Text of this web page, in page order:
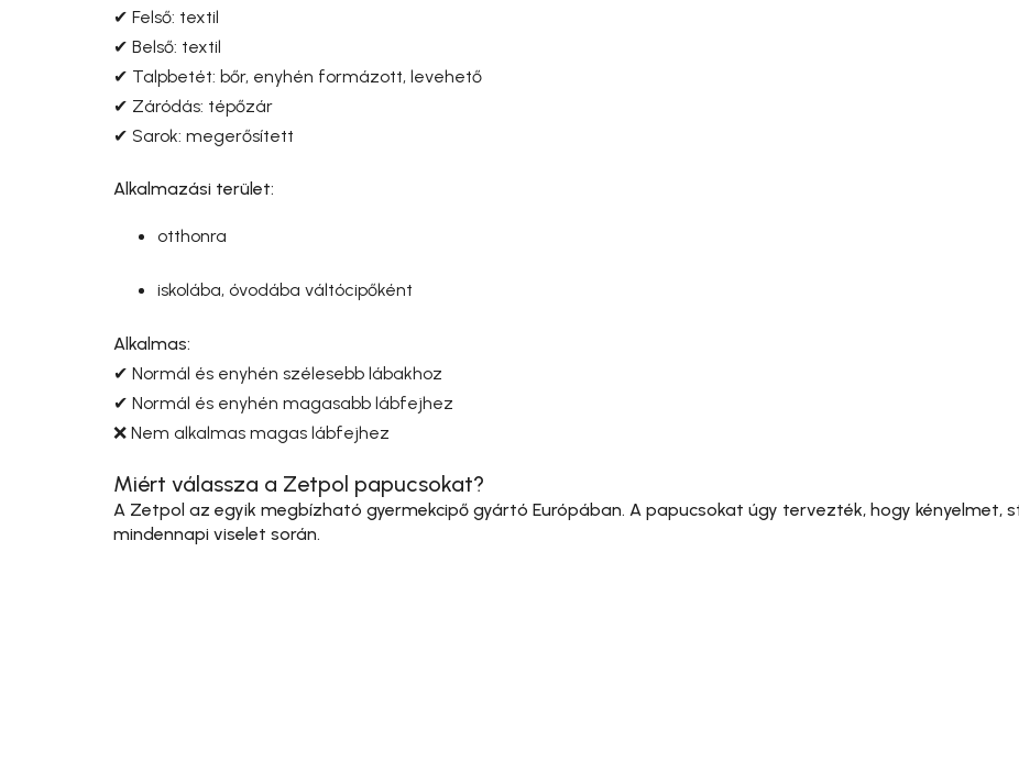
✔ Felső: textil
✔ Belső: textil
✔ Talpbetét: bőr, enyhén formázott, levehető
✔ Záródás: tépőzár
✔ Sarok: megerősített
Alkalmazási terület:
otthonra
iskolába, óvodába váltócipőként
Alkalmas:
✔ Normál és enyhén szélesebb lábakhoz
✔ Normál és enyhén magasabb lábfejhez
❌ Nem alkalmas magas lábfejhez
Miért válassza a Zetpol papucsokat?
A Zetpol az egyik megbízható gyermekcipő gyártó Európában. A papucsokat úgy tervezték, hogy
mindennapi viselet során.